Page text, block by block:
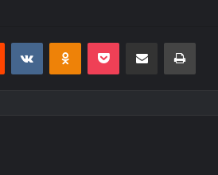
Reddit VKontakteOdnoklassniki
Pocket Share via Email Print